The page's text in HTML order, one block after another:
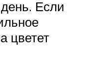
Если
цветет